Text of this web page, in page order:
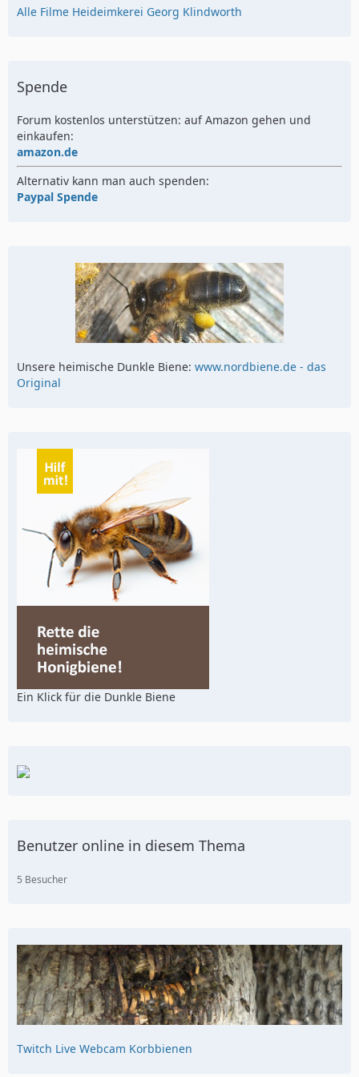
Alle Filme Heideimkerei Georg Klindworth
Spende
Forum kostenlos unterstützen: auf Amazon gehen und
einkaufen:
amazon.de
Alternativ kann man auch spenden:
Paypal Spende
Unsere heimische Dunkle Biene: www.nordbiene.de - das
Original
Ein Klick für die Dunkle Biene
Benutzer online in diesem Thema
5 Besucher
Twitch Live Webcam Korbbienen